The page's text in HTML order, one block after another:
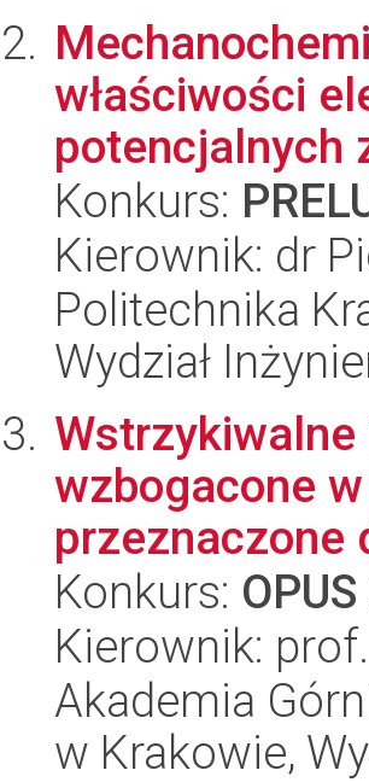
właściwości
potencjalnych
Konkurs:
Kierownik: dr
Politechnika
Wydział
Wstrzykiwalne
wzbogacone
przeznaczone
Konkurs: OPUS
Kierownik:
Akademia
w Krakowie,